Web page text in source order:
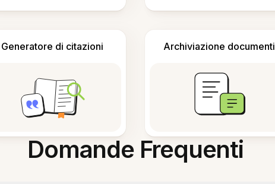
Generatore di citazioni Archiviazione documenti
Domande Frequenti